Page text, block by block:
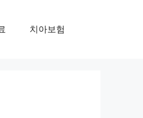
치아보험